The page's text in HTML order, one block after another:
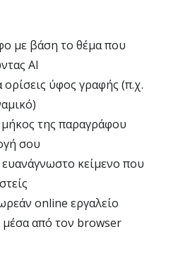
με βάση το θέμα που
AI
ορίσεις ύφος γραφής (π.χ.
της παραγράφου
σου
κείμενο που
online εργαλείο
από τον browser